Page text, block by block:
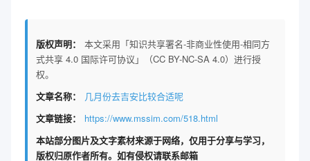
版权声明：
本文采用「知识共享署名-非商业性使用-相同方
式共享 4.0 国际许可协议」（CC BY-NC-SA 4.0）进行授
权。
文章名称：
几月份去吉安比较合适呢
文章链接：
https://www.mssim.com/518.html
本站部分图片及文字素材来源于网络，仅用于分享与学习，
版权归原作者所有。如有侵权请联系邮箱